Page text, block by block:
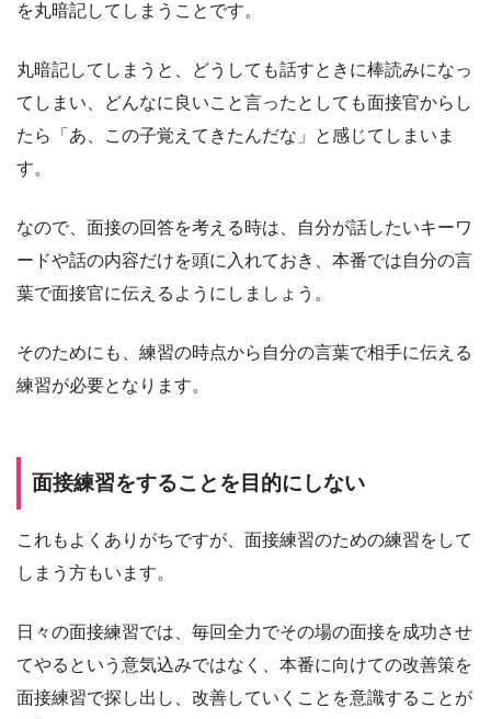
を丸暗記してしまうことです。
丸暗記してしまうと、どうしても話すときに棒読みになっ
てしまい、どんなに良いこと言ったとしても面接官からし
たら「あ、この子覚えてきたんだな」と感じてしまいま
す。
なので、面接の回答を考える時は、自分が話したいキーワ
ードや話の内容だけを頭に入れておき、本番では自分の言
葉で面接官に伝えるようにしましょう。
そのためにも、練習の時点から自分の言葉で相手に伝える
練習が必要となります。
面接練習をすることを目的にしない
これもよくありがちですが、面接練習のための練習をして
しまう方もいます。
日々の面接練習では、毎回全力でその場の面接を成功させ
てやるという意気込みではなく、本番に向けての改善策を
面接練習で探し出し、改善していくことを意識することが